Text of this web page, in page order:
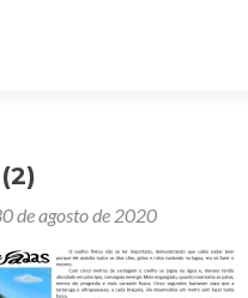
de agosto de 2020